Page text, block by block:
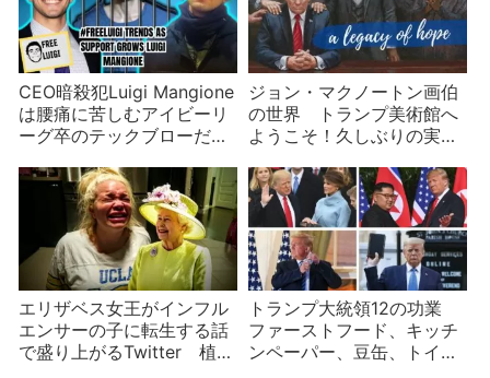
CEO暗殺犯Luigi Mangione
は腰痛に苦しむアイビーリ
ーグ卒のテックブローだっ
ジョン・マクノートン画伯
の世界 トランプ美術館へ
ようこそ！久しぶりの実家
エリザベス女王がインフル
エンサーの子に転生する話
で盛り上がるTwitter 植民
トランプ大統領12の功業
ファーストフード、キッチ
ンペーパー、豆缶、トイレ